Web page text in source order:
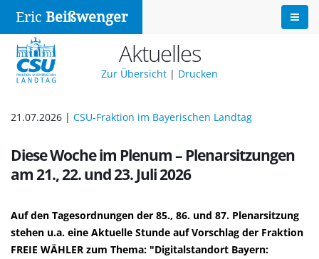
Eric Beißwenger
Aktuelles
Zur Übersicht | Drucken
21.07.2026 | CSU-Fraktion im Bayerischen Landtag
Diese Woche im Plenum – Plenarsitzungen
am 21., 22. und 23. Juli 2026
Auf den Tagesordnungen der 85., 86. und 87. Plenarsitzung
stehen u.a. eine Aktuelle Stunde auf Vorschlag der Fraktion
FREIE WÄHLER zum Thema: "Digitalstandort Bayern: